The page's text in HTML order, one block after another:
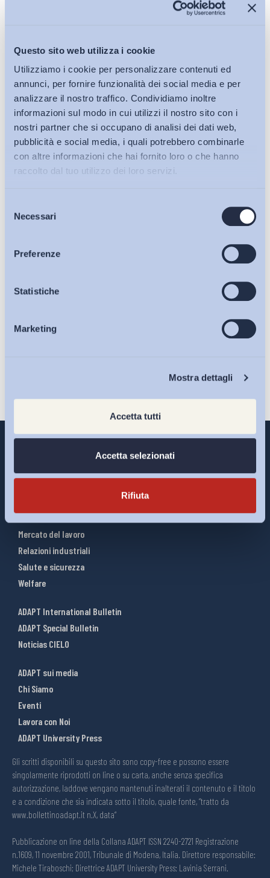
Questo sito web utilizza i cookie
Utilizziamo i cookie per personalizzare contenuti ed
annunci, per fornire funzionalità dei social media e per
analizzare il nostro traffico. Condividiamo inoltre
informazioni sul modo in cui utilizzi il nostro sito con i
nostri partner che si occupano di analisi dei dati web,
pubblicità e social media, i quali potrebbero combinarle
con altre informazioni che hai fornito loro o che hanno
raccolto dal tuo utilizzo dei loro servizi.
delNecessari
Preferenze
Statistiche
Marketing
Mostra dettagli
Accetta tutti
Accetta selezionati
Rifiuta
Bollettini ADAPT
Articoli
Osservatori
Eventi
Ho letto e Accetto il trattamento dei dati personali descritti
Riforme del lavoro
Mercato del lavoro
Relazioni industriali
Salute e sicurezza
Welfare
ADAPT International Bulletin
ADAPT Special Bulletin
Noticias CIELO
ADAPT sui media
Chi Siamo
Eventi
Lavora con Noi
ADAPT University Press
Gli scritti disponibili su questo sito sono copy-free e possono essere
singolarmente riprodotti on line o su carta, anche senza specifica
autorizzazione, laddove vengano mantenuti inalterati il contenuto e il titolo
e a condizione che sia indicata sotto il titolo, quale fonte, “tratto da
www.bollettinoadapt.it n.X, data“
Pubblicazione on line della Collana ADAPT ISSN 2240-2721 Registrazione
n.1609, 11 novembre 2001, Tribunale di Modena, Italia. Direttore responsabile:
Michele Tiraboschi; Direttrice ADAPT University Press: Lavinia Serrani.